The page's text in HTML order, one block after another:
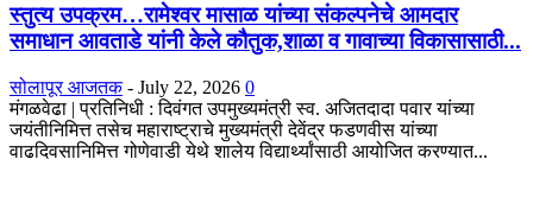
स्तुत्य उपक्रम…रामेश्वर मासाळ यांच्या संकल्पनेचे आमदार
समाधान आवताडे यांनी केले कौतुक,शाळा व गावाच्या विकासासाठी...
सोलापूर आजतक - July 22, 2026 0
मंगळवेढा | प्रतिनिधी : दिवंगत उपमुख्यमंत्री स्व. अजितदादा पवार यांच्या
जयंतीनिमित्त तसेच महाराष्ट्राचे मुख्यमंत्री देवेंद्र फडणवीस यांच्या
वाढदिवसानिमित्त गोणेवाडी येथे शालेय विद्यार्थ्यांसाठी आयोजित करण्यात...